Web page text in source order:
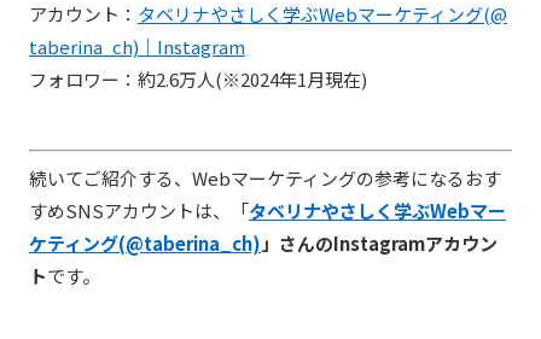
アカウント： タベリナやさしく学ぶWebマーケティング(@
taberina_ch)｜Instagram
フォロワー：約2.6万人(※2024年1月現在)
続いてご紹介する、Webマーケティングの参考になるおす
すめSNSアカウントは、「タベリナやさしく学ぶWebマー
ケティング(@taberina_ch)」さんのInstagramアカウン
トです。